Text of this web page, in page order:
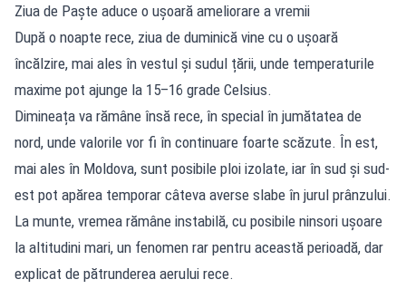
Ziua de Paște aduce o ușoară ameliorare a vremii
După o noapte rece, ziua de duminică vine cu o ușoară
încălzire, mai ales în vestul și sudul țării, unde temperaturile
maxime pot ajunge la 15–16 grade Celsius.
Dimineața va rămâne însă rece, în special în jumătatea de
nord, unde valorile vor fi în continuare foarte scăzute. În est,
mai ales în Moldova, sunt posibile ploi izolate, iar în sud și sud-
est pot apărea temporar câteva averse slabe în jurul prânzului.
La munte, vremea rămâne instabilă, cu posibile ninsori ușoare
la altitudini mari, un fenomen rar pentru această perioadă, dar
explicat de pătrunderea aerului rece.